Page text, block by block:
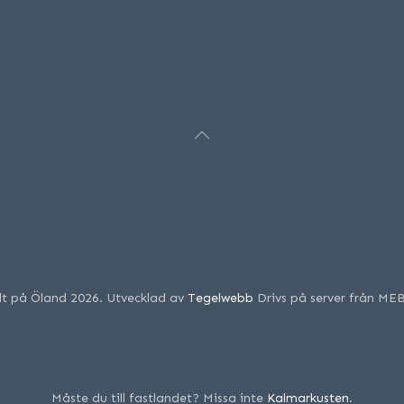
på Öland 2026. Utvecklad av Tegelwebb Drivs på server från
Måste du till fastlandet? Missa inte Kalmarkusten.